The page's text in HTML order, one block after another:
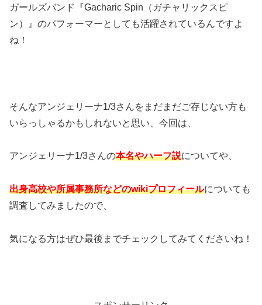
ガールズバンド『Gacharic Spin（ガチャリックスピ
ン）』のパフォーマーとしても活躍されているんですよ
ね！
そんなアンジェリーナ1/3さんをまだまだご存じない方も
いらっしゃるかもしれないと思い、今回は、
アンジェリーナ1/3さんの本名やハーフ説についてや、
出身高校や所属事務所などのwikiプロフィールについても
調査してみましたので、
気になる方はぜひ最後までチェックしてみてくださいね！